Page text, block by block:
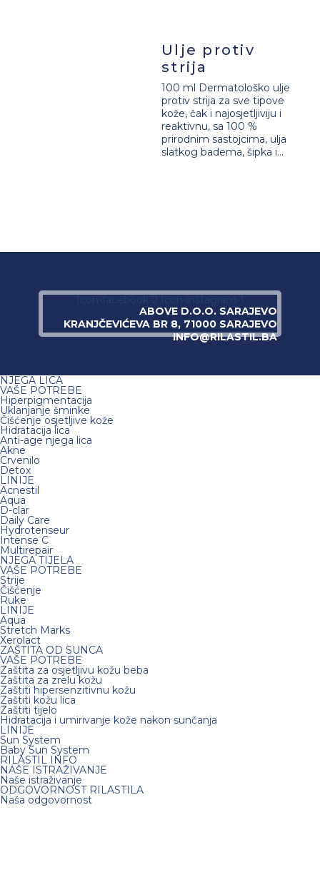
Ulje protiv
strija
100 ml Dermatološko ulje
protiv strija za sve tipove
kože, čak i najosjetljiviju i
reaktivnu, sa 100 %
prirodnim sastojcima, ulja
slatkog badema, šipka i...
Icon-facebook-2 Icon-instagram-1
ABOVE D.O.O. SARAJEVO
KRANJČEVIĆEVA BR 8, 71000 SARAJEVO
INFO@RILASTIL.BA
NJEGA LICA
VAŠE POTREBE
Hiperpigmentacija
Uklanjanje šminke
Čišćenje osjetljive kože
Hidratacija lica
Anti-age njega lica
Akne
Crvenilo
Detox
LINIJE
Acnestil
Aqua
D-clar
Daily Care
Hydrotenseur
Intense C
Multirepair
NJEGA TIJELA
VAŠE POTREBE
Strije
Čišćenje
Ruke
LINIJE
Aqua
Stretch Marks
Xerolact
ZAŠTITA OD SUNCA
VAŠE POTREBE
Zaštita za osjetljivu kožu beba
Zaštita za zrelu kožu
Zaštiti hipersenzitivnu kožu
Zaštiti kožu lica
Zaštiti tijelo
Hidratacija i umirivanje kože nakon sunčanja
LINIJE
Sun System
Baby Sun System
RILASTIL INFO
NAŠE ISTRAŽIVANJE
Naše istraživanje
ODGOVORNOST RILASTILA
Naša odgovornost